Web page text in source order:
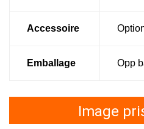
Accessoire
Emballage Opp
Image